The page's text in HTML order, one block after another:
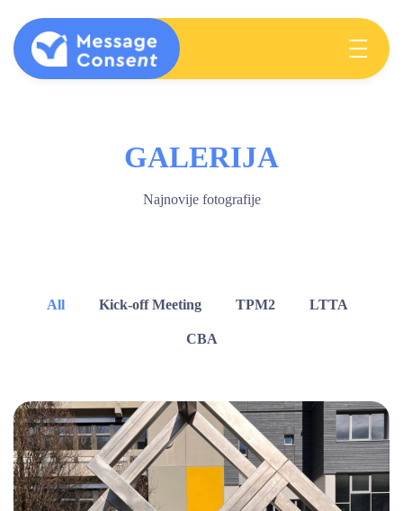
MESSAGE CONSENT
GALERIJA
Najnovije fotografije
All Kick-off Meeting TPM2 LTTA
CBA